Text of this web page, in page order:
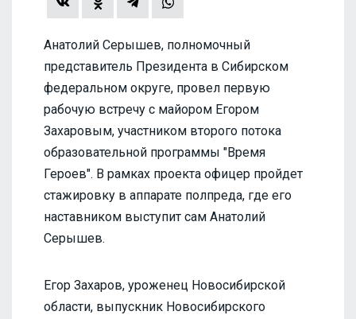
Анатолий Серышев, полномочный
представитель Президента в Сибирском
федеральном округе, провел первую
рабочую встречу с майором Егором
Захаровым, участником второго потока
образовательной программы "Время
Героев". В рамках проекта офицер пройдет
стажировку в аппарате полпреда, где его
наставником выступит сам Анатолий
Серышев.
Егор Захаров, уроженец Новосибирской
области, выпускник Новосибирского